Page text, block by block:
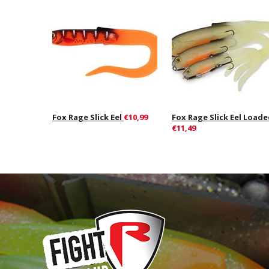
Fox Rage Slick Eel €10,99
Fox Rage Slick Eel
€11,49